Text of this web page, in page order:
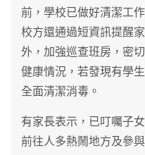
前，學校已做好清潔工
校方還通過短資訊提醒
外，加強巡查班房，密
健康情況，若發現有學
全面清潔消毒。
有家長表示，已叮囑子
前往人多熱鬧地方及參